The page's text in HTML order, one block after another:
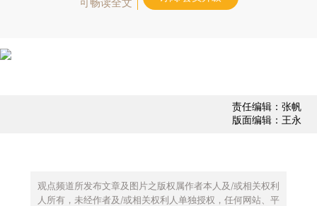
可畅读全文
责任编辑：张帆
版面编辑：王永
观点频道所发布文章及图片之版权属作者本人及/或相关权利
人所有，未经作者及/或相关权利人单独授权，任何网站、平